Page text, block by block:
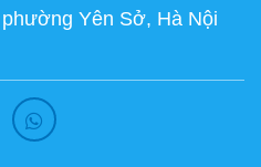
Yên Sở, Hà Nội